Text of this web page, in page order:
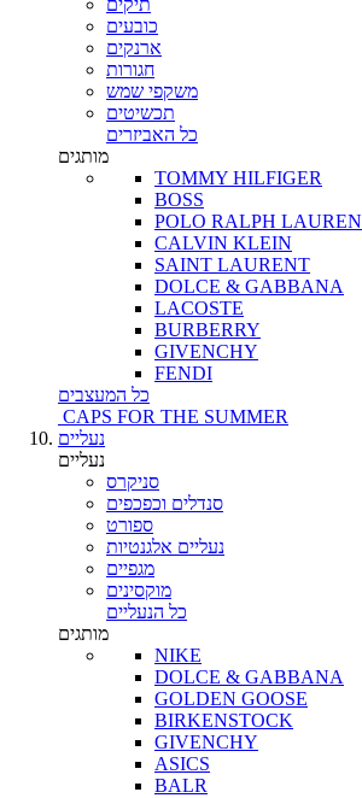
כובעים
ארנקים
חגורות
משקפי שמש
תכשיטים
כל האביזרים
מותגים
TOMMY HILFIGER
BOSS
POLO RALPH LAUREN
CALVIN KLEIN
SAINT LAURENT
DOLCE & GABBANA
LACOSTE
BURBERRY
GIVENCHY
FENDI
כל המעצבים
CAPS FOR THE SUMMER
נעליים
נעליים
סניקרס
סנדלים וכפכפים
ספורט
נעליים אלגנטיות
מגפיים
מוקסינים
כל הנעליים
מותגים
NIKE
DOLCE & GABBANA
GOLDEN GOOSE
BIRKENSTOCK
GIVENCHY
ASICS
BALR